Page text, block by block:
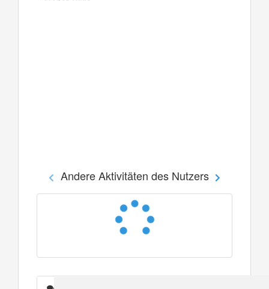
Andere Aktivitäten des Nutzers